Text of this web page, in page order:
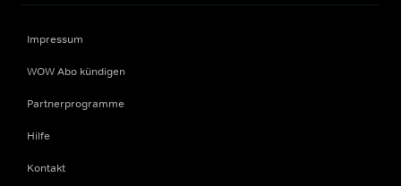
Impressum
WOW Abo kündigen
Partnerprogramme
Hilfe
Kontakt